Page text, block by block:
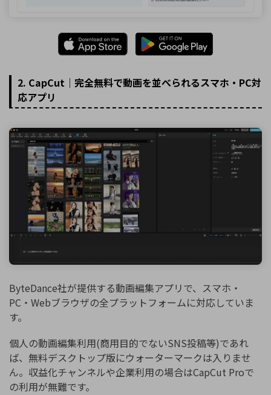
2. CapCut｜完全無料で動画を並べられるスマホ・PC対
応アプリ
ByteDance社が提供する動画編集アプリで、スマホ・
PC・Webブラウザの全プラットフォームに対応していま
す。
個人の動画編集利用(商用目的でないSNS投稿等)であれ
ば、無料デスクトップ版にウォーターマークは入りませ
ん。収益化チャンネルや企業利用の場合はCapCut Proで
の利用が無難です。